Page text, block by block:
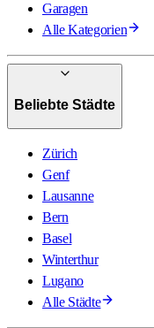
Garagen
Alle Kategorien
Beliebte Städte
Zürich
Genf
Lausanne
Bern
Basel
Winterthur
Lugano
Alle Städte